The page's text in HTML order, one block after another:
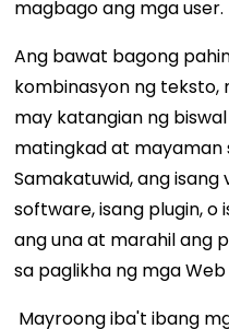
magbago ang mga user.
Ang bawat bagong
kombinasyon ng teksto,
may katangian ng
matingkad at mayaman
Samakatuwid, ang
software, isang plugin, o
ang una at marahil ang
sa paglikha ng mga Web
Mayroong iba't ibang